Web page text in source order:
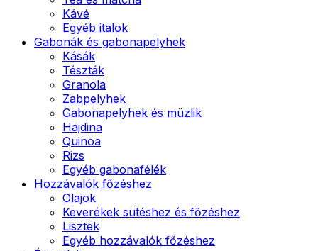
Kávé
Egyéb italok
Gabonák és gabonapelyhek
Kásák
Tészták
Granola
Zabpelyhek
Gabonapelyhek és müzlik
Hajdina
Quinoa
Rizs
Egyéb gabonafélék
Hozzávalók főzéshez
Olajok
Keverékek sütéshez és főzéshez
Lisztek
Egyéb hozzávalók főzéshez